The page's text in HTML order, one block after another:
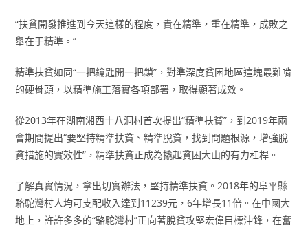
“扶貧開發推進到今天這樣的程度，貴在精準，重在精準，成敗之
舉在于精準。”
精準扶貧如同“一把鑰匙開一把鎖”，對準深度貧困地區這塊最難啃
的硬骨頭，以精準施工落實各項部署，取得顯著成效。
從2013年在湖南湘西十八洞村首次提出“精準扶貧”，到2019年兩
會期間提出“要堅持精準扶貧、精準脫貧，找到問題根源，增強脫
貧措施的實效性”，精準扶貧正成為撬起貧困大山的有力杠桿。
了解真實情況，拿出切實辦法，堅持精準扶貧。2018年的阜平縣
駱駝灣村人均可支配收入達到11239元，6年增長11倍。在中國大
地上，許許多多的“駱駝灣村”正向著脫貧攻堅宏偉目標沖鋒，在奮